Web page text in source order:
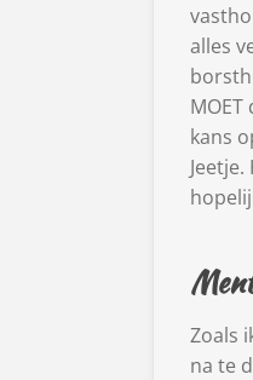
alles
kans
Zoals
na te